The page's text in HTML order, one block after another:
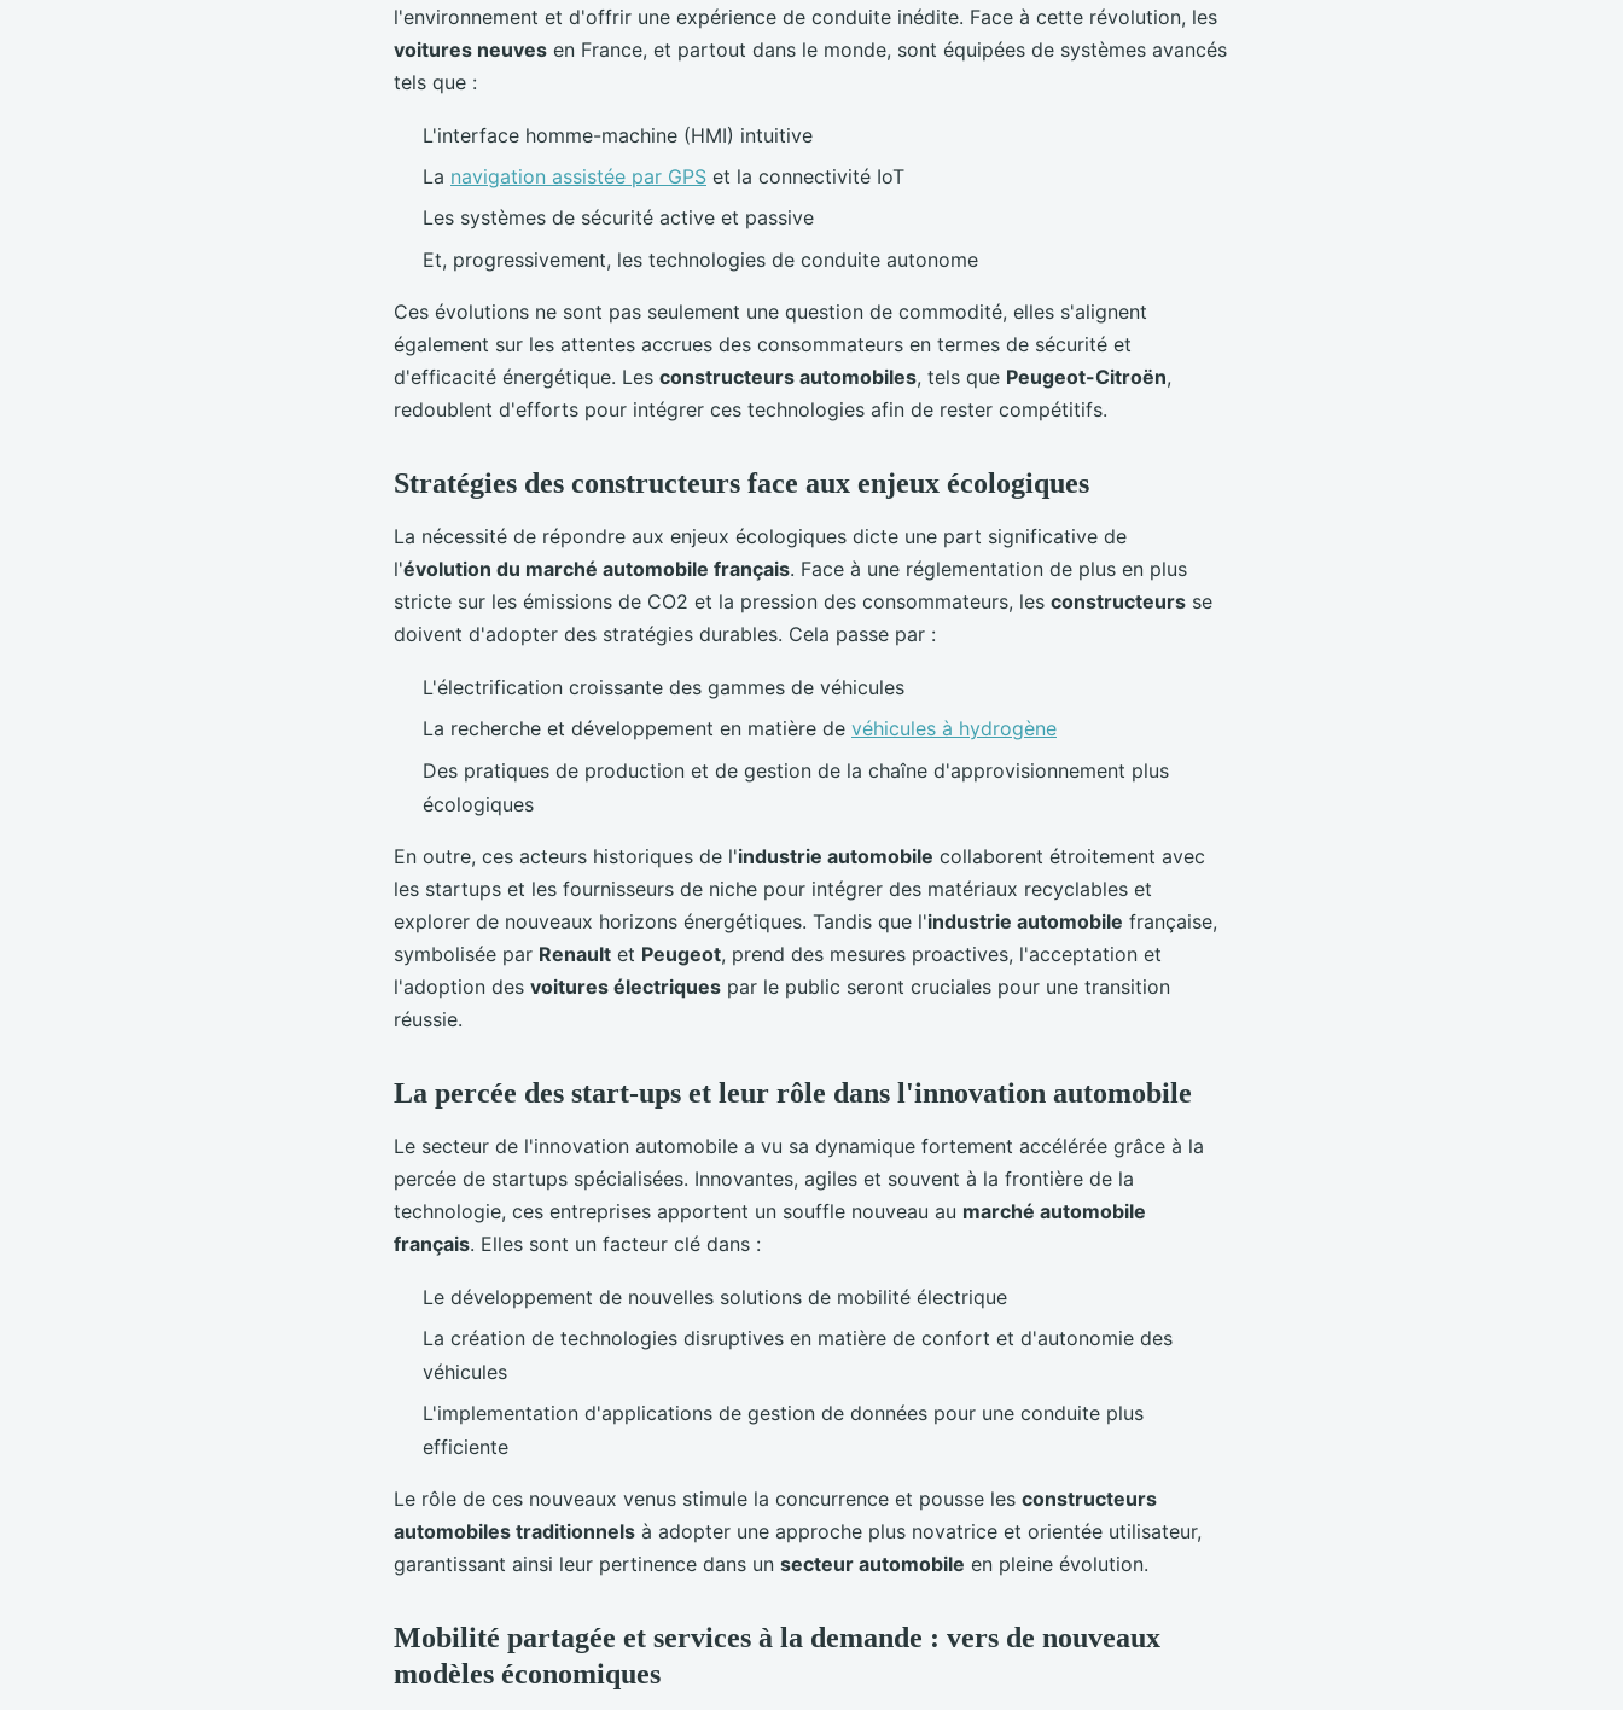
l'environnement et d'offrir une expérience de conduite inédite. Face à cette révolution, les
voitures neuves en France, et partout dans le monde, sont équipées de systèmes avancés
tels que :
L'interface homme-machine (HMI) intuitive
La navigation assistée par GPS et la connectivité IoT
Les systèmes de sécurité active et passive
Et, progressivement, les technologies de conduite autonome
Ces évolutions ne sont pas seulement une question de commodité, elles s'alignent
également sur les attentes accrues des consommateurs en termes de sécurité et
d'efficacité énergétique. Les constructeurs automobiles, tels que Peugeot-Citroën,
redoublent d'efforts pour intégrer ces technologies afin de rester compétitifs.
Stratégies des constructeurs face aux enjeux écologiques
La nécessité de répondre aux enjeux écologiques dicte une part significative de
l'évolution du marché automobile français. Face à une réglementation de plus en plus
stricte sur les émissions de CO2 et la pression des consommateurs, les constructeurs se
doivent d'adopter des stratégies durables. Cela passe par :
L'électrification croissante des gammes de véhicules
La recherche et développement en matière de véhicules à hydrogène
Des pratiques de production et de gestion de la chaîne d'approvisionnement plus
écologiques
En outre, ces acteurs historiques de l'industrie automobile collaborent étroitement avec
les startups et les fournisseurs de niche pour intégrer des matériaux recyclables et
explorer de nouveaux horizons énergétiques. Tandis que l'industrie automobile française,
symbolisée par Renault et Peugeot, prend des mesures proactives, l'acceptation et
l'adoption des voitures électriques par le public seront cruciales pour une transition
réussie.
La percée des start-ups et leur rôle dans l'innovation automobile
Le secteur de l'innovation automobile a vu sa dynamique fortement accélérée grâce à la
percée de startups spécialisées. Innovantes, agiles et souvent à la frontière de la
technologie, ces entreprises apportent un souffle nouveau au marché automobile
français. Elles sont un facteur clé dans :
Le développement de nouvelles solutions de mobilité électrique
La création de technologies disruptives en matière de confort et d'autonomie des
véhicules
L'implementation d'applications de gestion de données pour une conduite plus
efficiente
Le rôle de ces nouveaux venus stimule la concurrence et pousse les constructeurs
automobiles traditionnels à adopter une approche plus novatrice et orientée utilisateur,
garantissant ainsi leur pertinence dans un secteur automobile en pleine évolution.
Mobilité partagée et services à la demande : vers de nouveaux
modèles économiques